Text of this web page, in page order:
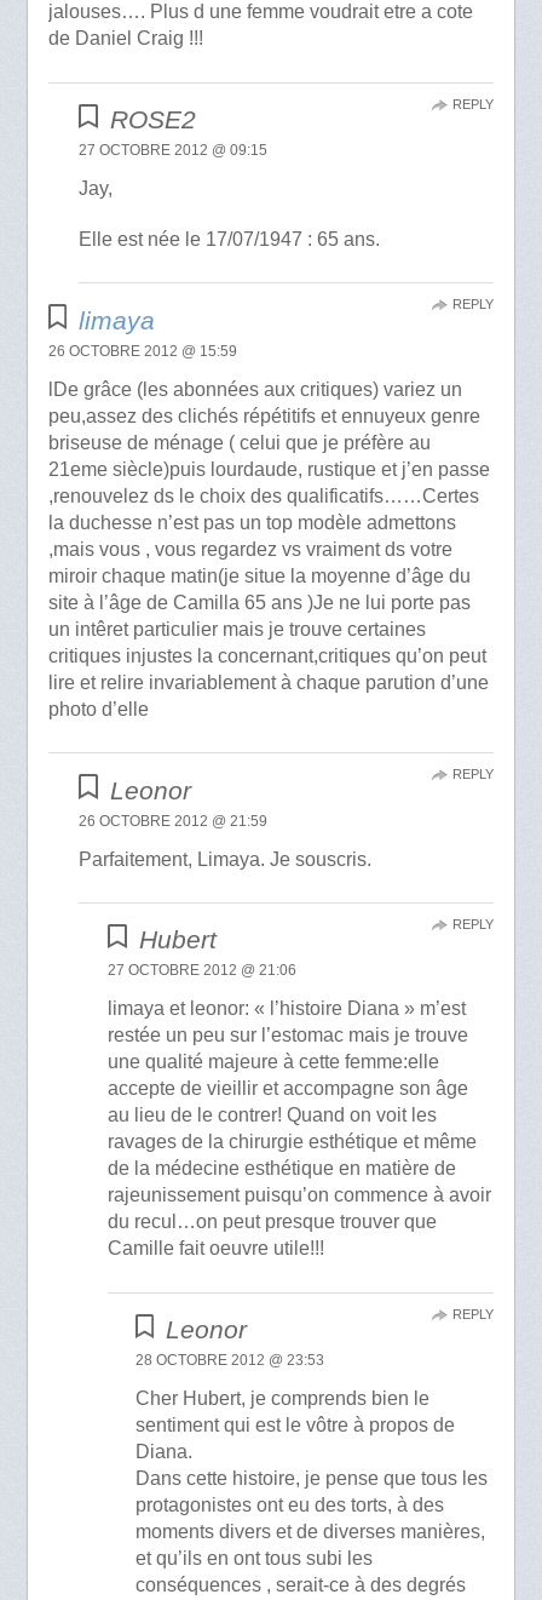
jalouses…. Plus d une femme voudrait etre a cote
de Daniel Craig !!!
ROSE2
27 OCTOBRE 2012 @ 09:15
Jay,
Elle est née le 17/07/1947 : 65 ans.
REPLY
limaya
26 OCTOBRE 2012 @ 15:59
lDe grâce (les abonnées aux critiques) variez un
peu,assez des clichés répétitifs et ennuyeux genre
briseuse de ménage ( celui que je préfère au
21eme siècle)puis lourdaude, rustique et j’en passe
,renouvelez ds le choix des qualificatifs……Certes
la duchesse n’est pas un top modèle admettons
,mais vous , vous regardez vs vraiment ds votre
miroir chaque matin(je situe la moyenne d’âge du
site à l’âge de Camilla 65 ans )Je ne lui porte pas
un intêret particulier mais je trouve certaines
critiques injustes la concernant,critiques qu’on peut
lire et relire invariablement à chaque parution d’une
photo d’elle
REPLY
Leonor
26 OCTOBRE 2012 @ 21:59
Parfaitement, Limaya. Je souscris.
REPLY
Hubert
27 OCTOBRE 2012 @ 21:06
limaya et leonor: « l’histoire Diana » m’est
restée un peu sur l’estomac mais je trouve
une qualité majeure à cette femme:elle
accepte de vieillir et accompagne son âge
au lieu de le contrer! Quand on voit les
ravages de la chirurgie esthétique et même
de la médecine esthétique en matière de
rajeunissement puisqu’on commence à avoir
du recul…on peut presque trouver que
Camille fait oeuvre utile!!!
REPLY
Leonor
28 OCTOBRE 2012 @ 23:53
Cher Hubert, je comprends bien le
sentiment qui est le vôtre à propos de
Diana.
Dans cette histoire, je pense que tous les
protagonistes ont eu des torts, à des
moments divers et de diverses manières,
et qu’ils en ont tous subi les
conséquences , serait-ce à des degrés
REPLY